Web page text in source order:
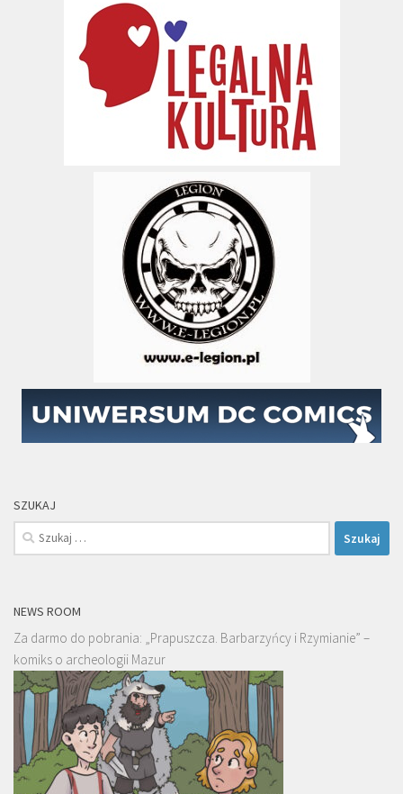
SZUKAJ
Szukaj:
NEWS ROOM
Za darmo do pobrania: „Prapuszcza. Barbarzyńcy i Rzymianie” –
komiks o archeologii Mazur